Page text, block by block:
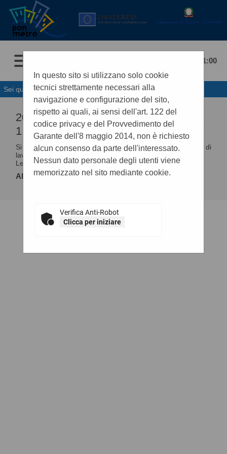
07/08/2026 01:00
Sei qui: Home» Procedure fino al 31/12/2023
In questo sito si utilizzano solo cookie
tecnici strettamente necessari alla
navigazione e configurazione del sito,
rispetto ai quali, ai sensi dell'art. 122 del
codice privacy e del Provvedimento del
Garante dell'8 maggio 2014, non è richiesto
alcun consenso da parte dell'interessato.
Nessun dato personale degli utenti viene
memorizzato nel sito mediante cookie.
Verifica Anti-Robot
Clicca per iniziare
2018 - PROSPETTO ANNUALE (ART.
1 C. 32 L.190 DEL 6/11/2012)
Si riporta nel seguito la tabella riassuntiva degli affidamenti di
lavori, servizi e forniture (Adempimenti art.1 comma 32
Legge 190/2012)per l'anno 2018.
Allegati